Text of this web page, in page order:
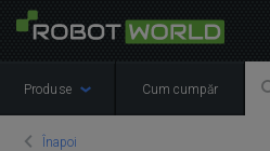
Produse Cum cumpăr
Înapoi